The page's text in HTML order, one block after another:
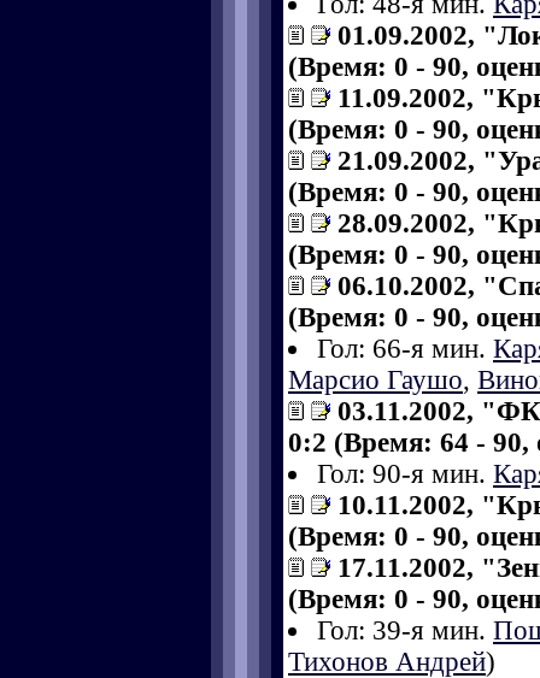
01.09.2002,
(Время: 0 - 90,
11.09.2002,
(Время: 0 - 90,
21.09.2002,
(Время: 0 - 90,
28.09.2002,
(Время: 0 - 90,
06.10.2002,
(Время: 0 - 90,
Гол: 66-я мин.
Марсио Гаушо,
03.11.2002,
0:2 (Время: 64 -
Гол: 90-я мин.
10.11.2002,
(Время: 0 - 90,
17.11.2002,
(Время: 0 - 90,
Гол: 39-я мин.
Тихонов Андрей)